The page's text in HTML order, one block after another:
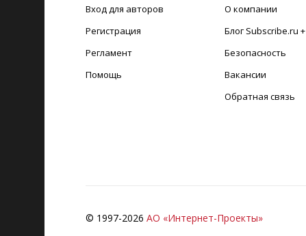
Вход для авторов
Регистрация
Регламент
Помощь
О компании
Блог Subscribe.ru +
Безопасность
Вакансии
Обратная связь
© 1997-2026 АО «Интернет-Проекты»